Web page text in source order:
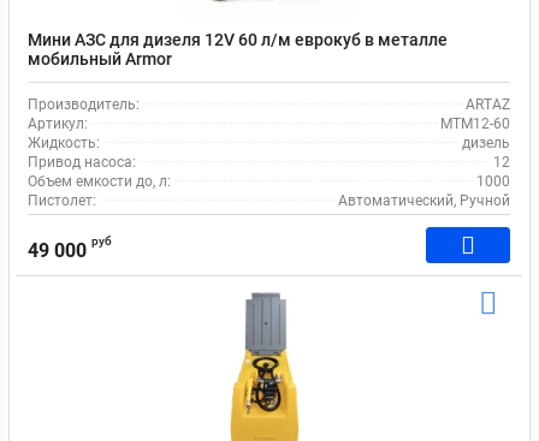
Мини АЗС для дизеля 12V 60 л/м еврокуб в металле
мобильный Armor
Производитель:
ARTAZ
Артикул:
MTM12-60
Жидкость:
дизель
Привод насоса:
12
Объем емкости до, л:
1000
Пистолет:
Автоматический, Ручной
49 000 руб